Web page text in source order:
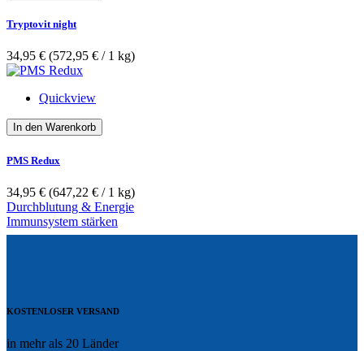
Tryptovit night
34,95 € (572,95 €­ / 1 kg)
Quickview
In den Warenkorb
PMS Redux
34,95 € (647,22 €­ / 1 kg)
Durchblutung & Energie
Immunsystem stärken
KOSTENLOSER VERSAND
in mehr als 20 Länder